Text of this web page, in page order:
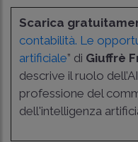
Scarica
contabilità. Le
artificiale” di Giuffrè
descrive il ruolo
professione del
dell'intelligenza